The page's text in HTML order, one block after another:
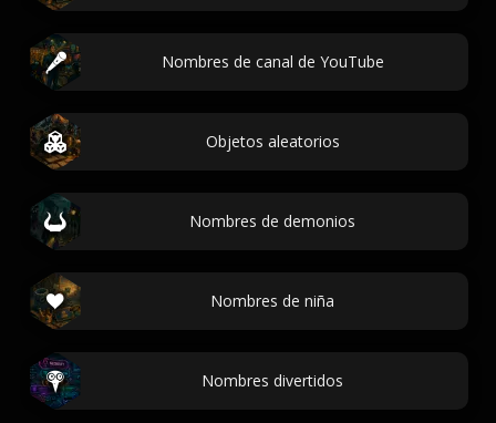
Nombres de canal de YouTube
Objetos aleatorios
Nombres de demonios
Nombres de niña
Nombres divertidos